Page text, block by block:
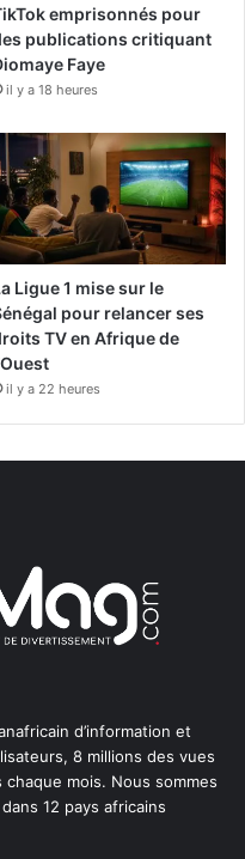
emprisonnés pour
publications critiquant
Faye
il y a 18 heures
Ligue 1 mise sur le
pour relancer ses
TV en Afrique de
il y a 22 heures
d’information et
8 millions des vues
mois. Nous sommes
12 pays africains